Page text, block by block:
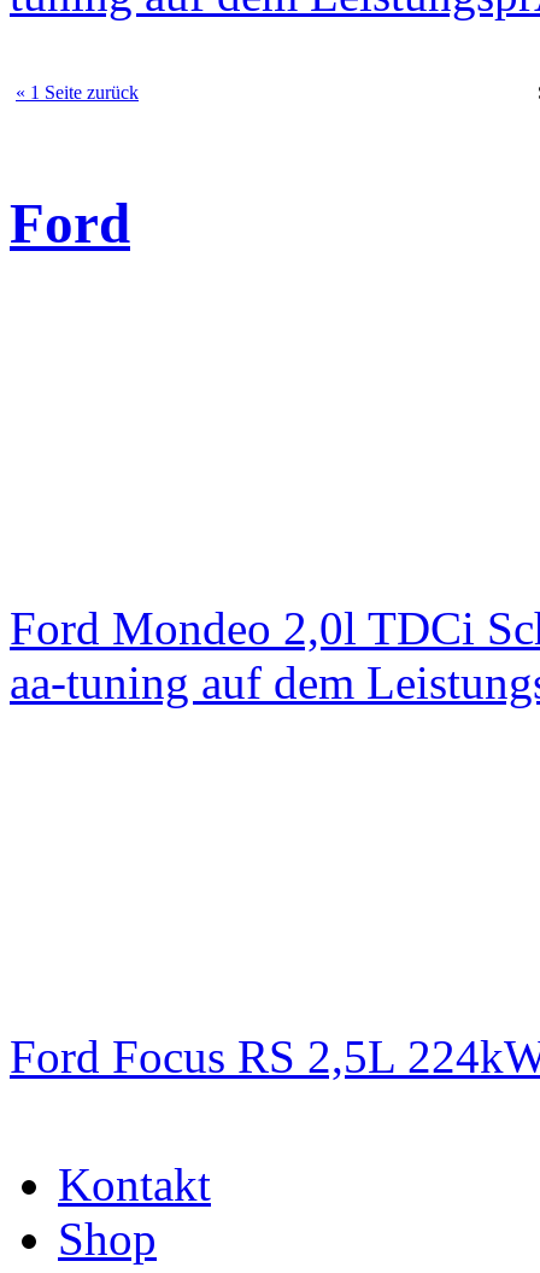
« 1 Seite zurück
Ford
Ford Mondeo 2,0l TDCi
aa-tuning auf dem
Ford Focus RS 2,5L
Kontakt
Shop